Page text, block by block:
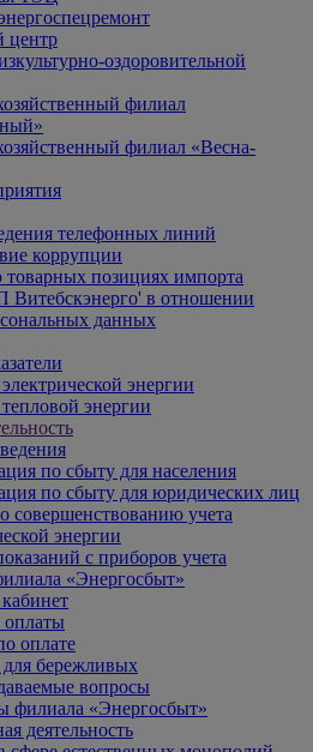
центр
оздоровительной
филиал
филиал «Весна-
телефонных линий
коррупции
позициях импорта
Витебскэнерго' в отношении
данных
энергии
энергии
по сбыту для населения
по сбыту для юридических лиц
совершенствованию учета
энергии
с приборов учета
«Энергосбыт»
оплате
бережливых
вопросы
филиала «Энергосбыт»
деятельность